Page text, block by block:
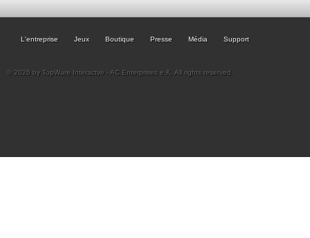
L'entreprise Jeux Boutique Presse Média Support
© 2026 by TopWare Interactve - AC Enterprises e.K. All rights reserved.